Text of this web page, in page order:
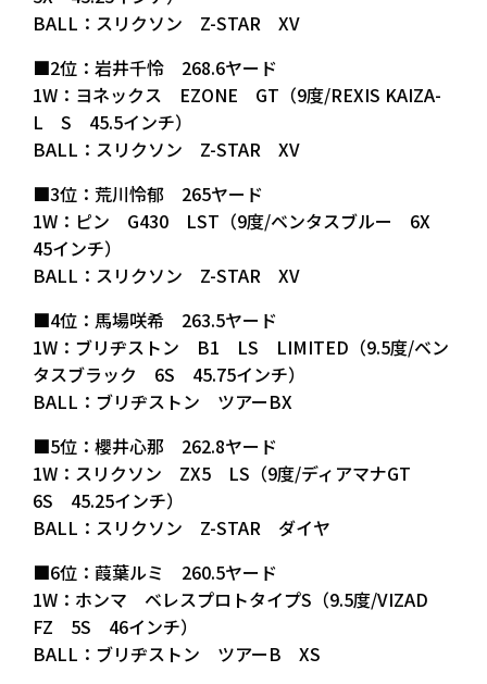
BALL：スリクソン Z-STAR XV
■2位：岩井千怜 268.6ヤード
1W：ヨネックス EZONE GT（9度/REXIS KAIZA-
L S 45.5インチ）
BALL：スリクソン Z-STAR XV
■3位：荒川怜郁 265ヤード
1W：ピン G430 LST（9度/ベンタスブルー 6X
45インチ）
BALL：スリクソン Z-STAR XV
■4位：馬場咲希 263.5ヤード
1W：ブリヂストン B1 LS LIMITED（9.5度/ベン
タスブラック 6S 45.75インチ）
BALL：ブリヂストン ツアーBX
■5位：櫻井心那 262.8ヤード
1W：スリクソン ZX5 LS（9度/ディアマナGT
6S 45.25インチ）
BALL：スリクソン Z-STAR ダイヤ
■6位：葭葉ルミ 260.5ヤード
1W：ホンマ ベレスプロトタイプS（9.5度/VIZAD
FZ 5S 46インチ）
BALL：ブリヂストン ツアーB XS